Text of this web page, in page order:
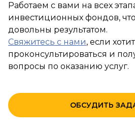
Работаем с вами на всех
инвестиционных фондов,
довольны результатом.
Свяжитесь с нами, если
проконсультироваться и
вопросы по оказанию услуг.
ОБСУДИТЬ